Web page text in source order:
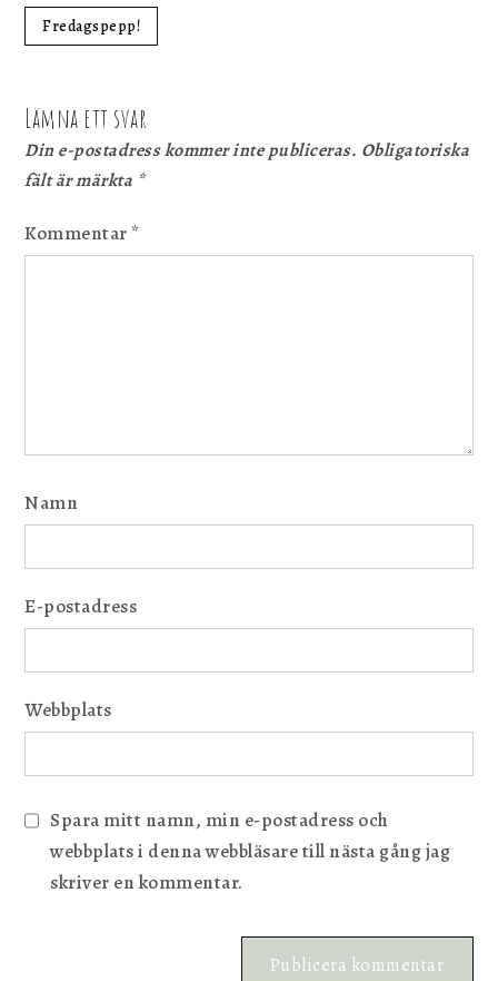
Fredagspepp!
Lämna ett svar
Din e-postadress kommer inte publiceras. Obligatoriska
fält är märkta *
Kommentar*
Namn
E-postadress
Webbplats
Spara mitt namn, min e-postadress och
webbplats i denna webbläsare till nästa gång jag
skriver en kommentar.